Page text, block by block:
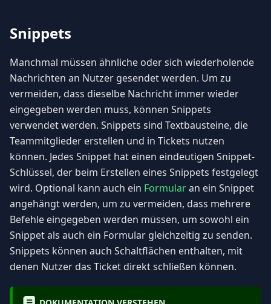
Snippets
Manchmal müssen ähnliche oder sich wiederholende
Nachrichten an Nutzer gesendet werden. Um zu
vermeiden, dass dieselbe Nachricht immer wieder
eingegeben werden muss, können Snippets
verwendet werden. Snippets sind Textbausteine, die
Teammitglieder erstellen und in Tickets nutzen
können. Jedes Snippet hat einen eindeutigen Snippet-
Schlüssel, der beim Erstellen eines Snippets festgelegt
wird. Optional kann auch ein Formularan ein Snippet
angehängt werden, um zu vermeiden, dass mehrere
Befehle eingegeben werden müssen, um sowohl ein
Snippet als auch ein Formular gleichzeitig zu senden.
Snippets können auch Schaltflächen enthalten, mit
denen Nutzer das Ticket direkt schließen können.